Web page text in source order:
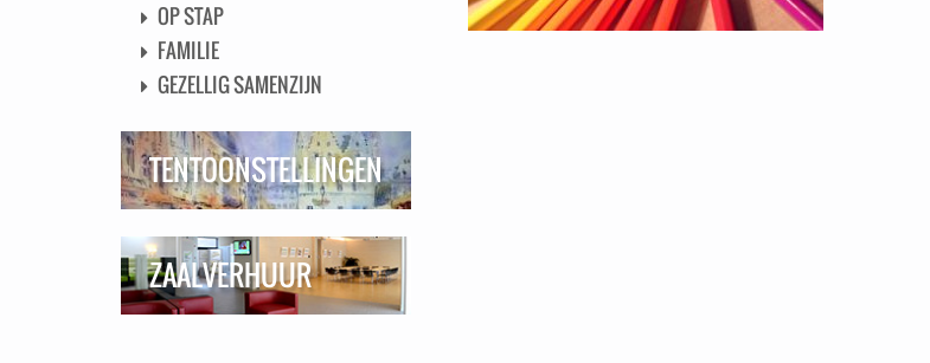
OP STAP
FAMILIE
GEZELLIG SAMENZIJN
TENTOONSTELLINGEN
ZAALVERHUUR